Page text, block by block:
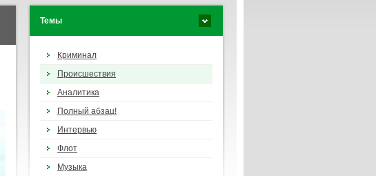
Темы
Криминал
Происшествия
Аналитика
Полный абзац!
Интервью
Флот
Музыка